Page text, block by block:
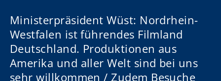
Ministerpräsident Wüst: Nordrhein-
Westfalen ist führendes Filmland
Deutschland. Produktionen aus
Amerika und aller Welt sind bei uns
sehr willkommen / Zudem Besuche